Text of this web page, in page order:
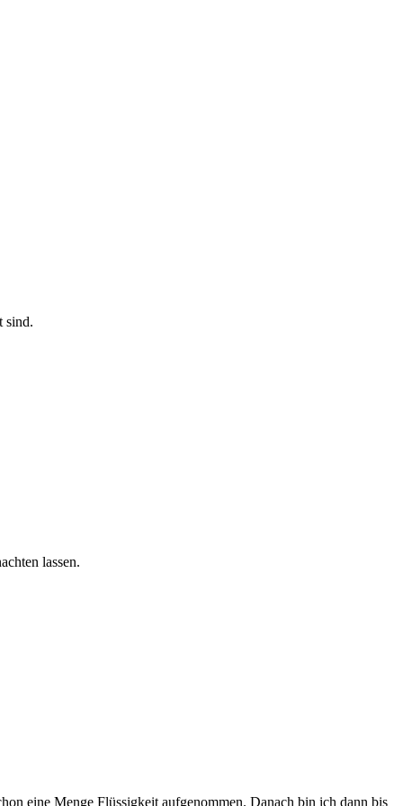
sind.
lassen.
eine Menge Flüssigkeit aufgenommen. Danach bin ich dann bis